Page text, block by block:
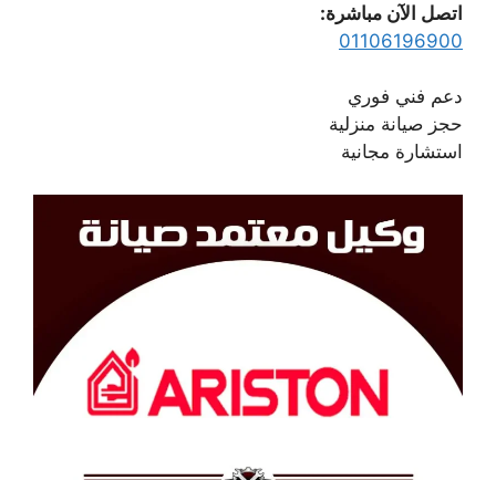
اتصل الآن مباشرة:
01106196900
دعم فني فوري
حجز صيانة منزلية
استشارة مجانية